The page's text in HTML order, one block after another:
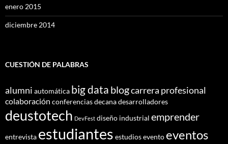
enero 2015
diciembre 2014
CUESTIÓN DE PALABRAS
alumni automática big data blogcarrera profesional
colaboración conferenciasdecanadesarrolladores
deustotech DevFest diseño industrial emprender
entrevista estudiantes estudiosevento eventos